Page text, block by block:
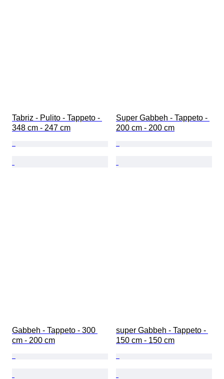
Tabriz - Pulito - Tappeto -
348 cm - 247 cm
Super Gabbeh - Tappeto -
200 cm - 200 cm
Gabbeh - Tappeto - 300
cm - 200 cm
super Gabbeh - Tappeto -
150 cm - 150 cm